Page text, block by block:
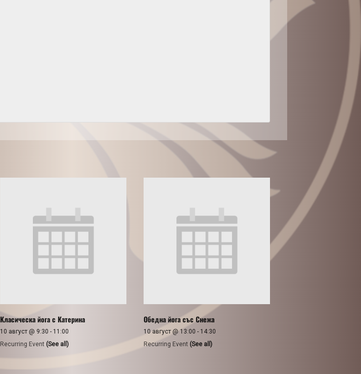
Класическа йога с Катерина
10 август @ 9:30 - 11:00
Recurring Event (See all)
Обедна йога със Снежа
10 август @ 13:00 - 14:30
Recurring Event (See all)